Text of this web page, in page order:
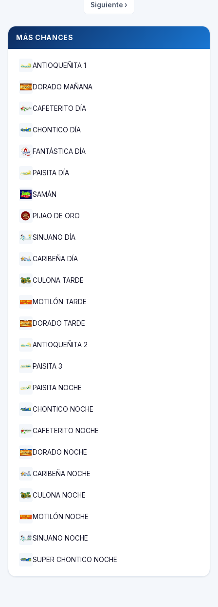
Siguiente ›
MÁS CHANCES
ANTIOQUEÑITA 1
DORADO MAÑANA
CAFETERITO DÍA
CHONTICO DÍA
FANTÁSTICA DÍA
PAISITA DÍA
SAMÁN
PIJAO DE ORO
SINUANO DÍA
CARIBEÑA DÍA
CULONA TARDE
MOTILÓN TARDE
DORADO TARDE
ANTIOQUEÑITA 2
PAISITA 3
PAISITA NOCHE
CHONTICO NOCHE
CAFETERITO NOCHE
DORADO NOCHE
CARIBEÑA NOCHE
CULONA NOCHE
MOTILÓN NOCHE
SINUANO NOCHE
SUPER CHONTICO NOCHE